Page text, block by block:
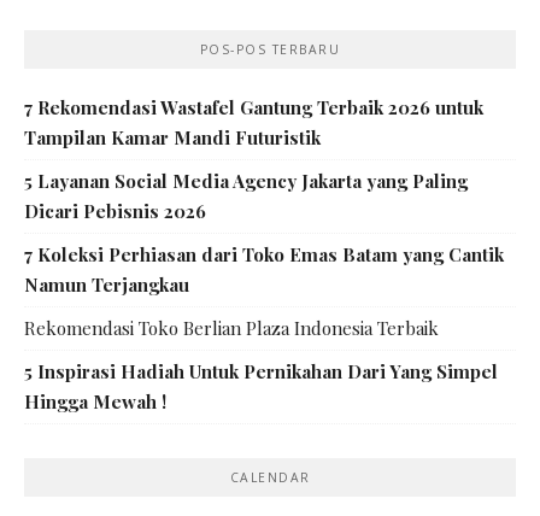
POS-POS TERBARU
7 Rekomendasi Wastafel Gantung Terbaik 2026 untuk
Tampilan Kamar Mandi Futuristik
5 Layanan Social Media Agency Jakarta yang Paling
Dicari Pebisnis 2026
7 Koleksi Perhiasan dari Toko Emas Batam yang Cantik
Namun Terjangkau
Rekomendasi Toko Berlian Plaza Indonesia Terbaik
5 Inspirasi Hadiah Untuk Pernikahan Dari Yang Simpel
Hingga Mewah !
CALENDAR